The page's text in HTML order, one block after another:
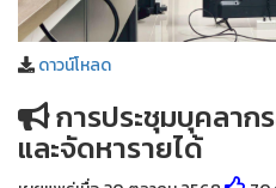
ดาวน์โหลด
การประชุมบุคลาก
และจัดหารายได้